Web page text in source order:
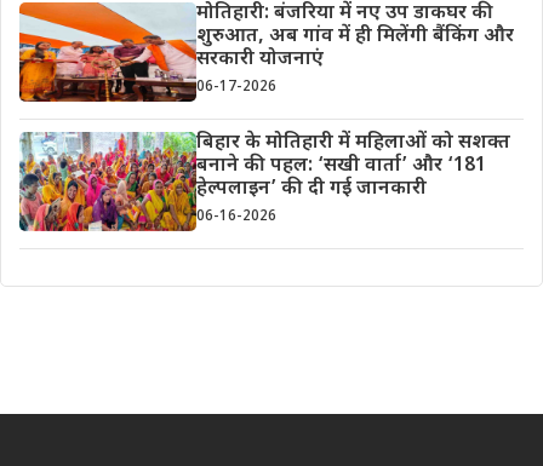
मोतिहारी: बंजरिया में नए उप डाकघर की
शुरुआत, अब गांव में ही मिलेंगी बैंकिंग और
सरकारी योजनाएं
06-17-2026
बिहार के मोतिहारी में महिलाओं को सशक्त
बनाने की पहल: ‘सखी वार्ता’ और ‘181
हेल्पलाइन’ की दी गई जानकारी
06-16-2026